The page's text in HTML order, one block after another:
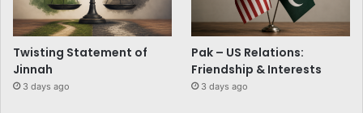
Twisting Statement of
Jinnah
3 days ago
Pak – US Relations:
Friendship & Interests
3 days ago